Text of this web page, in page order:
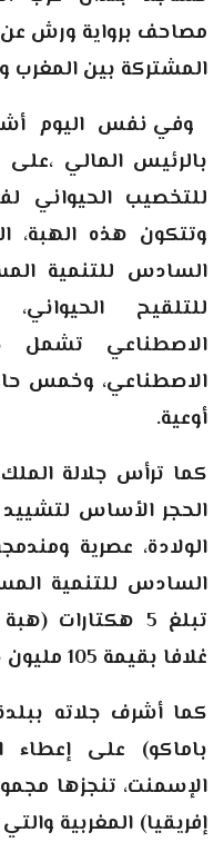
مصاحف برواية ورش عن
المشتركة بين المغرب
وفي نفس اليوم
بالرئيس المالي
للتخصيب الحيواني
وتتكون هذه
للتلقيح
الاصطناعي تشمل
الاصطناعي، وخمس
أوعية.
كما ترأس جلالة
الحجر الأساس
الولادة، عصرية
السادس للتنمية
تبلغ 5
غلافا بقيمة 105 مليون درهم
باماكو) على إعطاء
الإسمنت، تنجزها
إفريقيا) المغربية